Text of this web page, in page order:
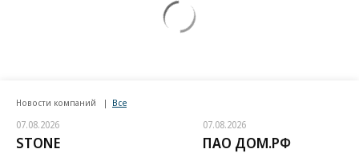
Новости компаний Все
07.08.2026
STONE
07.08.2026
ПАО ДОМ.РФ